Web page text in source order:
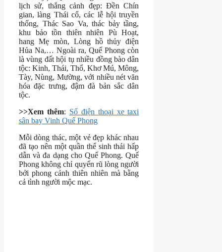
lịch sử, thắng cảnh đẹp: Đền Chín
gian, làng Thái cổ, các lễ hội truyền
thống, Thác Sao Va, thác bảy tầng,
khu bảo tồn thiên nhiên Pù Hoạt,
hang Mẹ mòn, Lòng hồ thủy điện
Hủa Na,… Ngoài ra, Quế Phong còn
là vùng đất hội tụ nhiều đồng bào dân
tộc: Kinh, Thái, Thổ, Khơ Mú, Mông,
Tày, Nùng, Mường, với nhiều nét văn
hóa đặc trưng, đậm đà bản sắc dân
tộc.
>>Xem thêm: Số điện thoại xe taxi
sân bay Vinh Quế Phong
Mỗi dòng thác, một vẻ đẹp khác nhau
đã tạo nên một quần thể sinh thái hấp
dẫn và đa dạng cho Quế Phong. Quế
Phong không chỉ quyến rũ lòng người
bởi phong cảnh thiên nhiên mà bằng
cả tình người mộc mạc.